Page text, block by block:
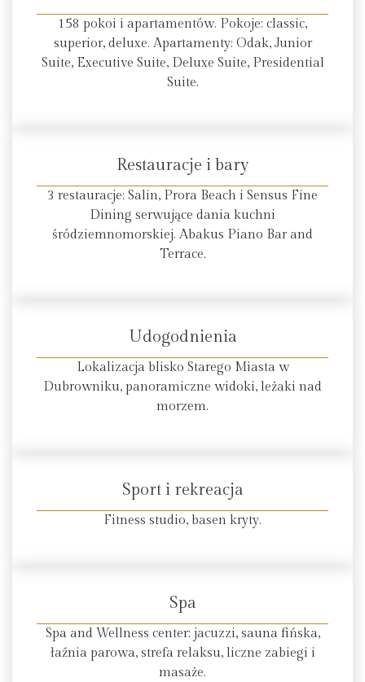
158 pokoi i apartamentów. Pokoje: classic,
superior, deluxe. Apartamenty: Odak, Junior
Suite, Executive Suite, Deluxe Suite, Presidential
Suite.
Restauracje i bary
3 restauracje: Salin, Prora Beach i Sensus Fine
Dining serwujące dania kuchni
śródziemnomorskiej. Abakus Piano Bar and
Terrace.
Udogodnienia
Lokalizacja blisko Starego Miasta w
Dubrowniku, panoramiczne widoki, leżaki nad
morzem.
Sport i rekreacja
Fitness studio, basen kryty.
Spa
Spa and Wellness center: jacuzzi, sauna fińska,
łaźnia parowa, strefa relaksu, liczne zabiegi i
masaże.